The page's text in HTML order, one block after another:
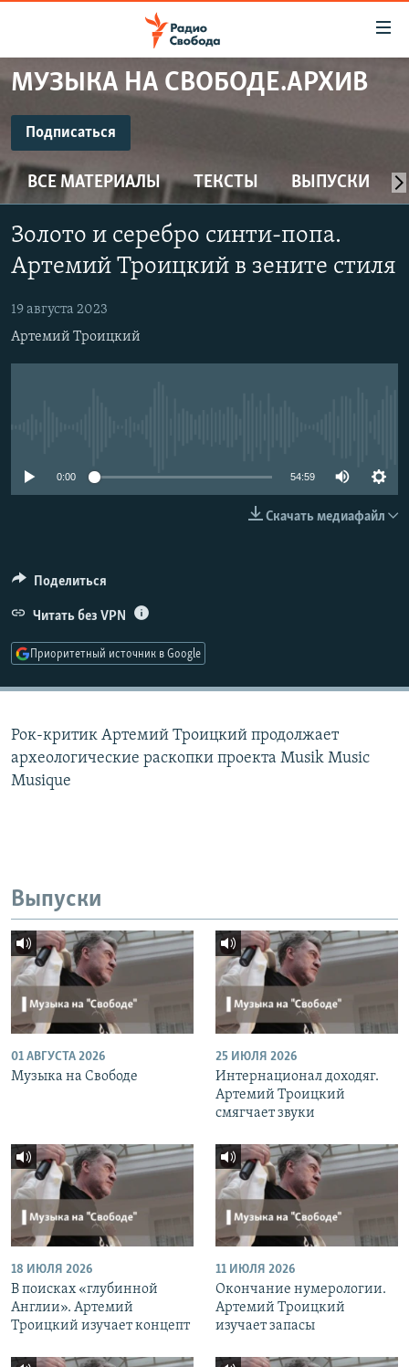
упрощенного
Вернуться
к
основному
содержанию
Вернутся
главной
Вернутся
поиску
ПРОГРАММЫ
ПОДКАСТЫ
АВТОРСКИЕ ПРОЕКТЫ
ЦИТАТЫ СВОБОДЫ
МНЕНИЯ
КУЛЬТУРА
КАВКАЗ.РЕАЛИИ
СЕВЕР.РЕАЛИИ
МУЗЫКА НА СВОБОДЕ.АРХИВ
Подписаться
CastBox
Подписаться
ВСЕ МАТЕРИАЛЫ ТЕКСТЫ ВЫПУСКИ
Золото и серебро синти-попа.
Артемий Троицкий в зените стиля
19 августа 2023
Артемий Троицкий
0:00 54:59
Скачать медиафайл
Поделиться
Читать без VPN
Приоритетный источник в Google
Рок-критик Артемий Троицкий продолжает
археологические раскопки проекта Musik Music
Musique
Выпуски
01 АВГУСТА 2026
Музыка на Свободе
25 ИЮЛЯ 2026
Интернационал доходяг.
Артемий Троицкий
смягчает звуки
18 ИЮЛЯ 2026
В поисках «глубинной
Англии». Артемий
Троицкий изучает концепт
11 ИЮЛЯ 2026
Окончание нумерологии.
Артемий Троицкий
изучает запасы